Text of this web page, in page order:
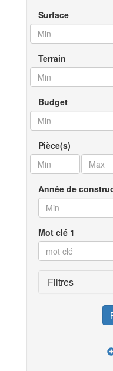
Surface
Terrain
Budget
Pièce(s)
Année de
Mot clé 1
Filtres